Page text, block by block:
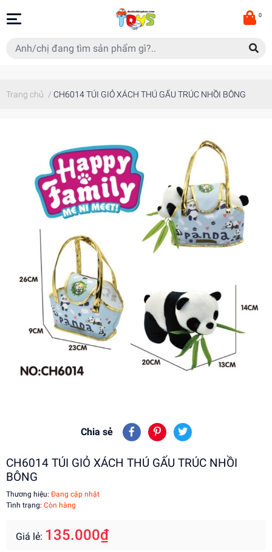
0
Trang chủ / CH6014 TÚI GIỎ XÁCH THÚ GẤU TRÚC NHỒI BÔNG
Chia sẻ
CH6014 TÚI GIỎ XÁCH THÚ GẤU TRÚC NHỒI
BÔNG
Thương hiệu: Đang cập nhật
Tình trạng: Còn hàng
Giá lẻ: 135.000₫